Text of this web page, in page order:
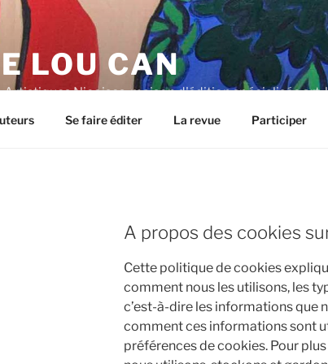
LOU CAN
Artistiques Niçoises, maison d'édition spécialisée
Se faire éditer La revue Participer
A propos des cookies
Cette politique de cookies
comment nous les utilisons, les
c’est-à-dire les informations que
comment ces informations sont
préférences de cookies. Pour